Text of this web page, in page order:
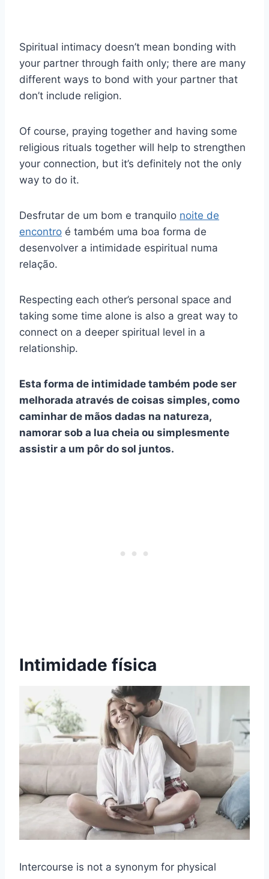
Spiritual intimacy doesn’t mean bonding with
your partner through faith only; there are many
different ways to bond with your partner that
don’t include religion.
Of course, praying together and having some
religious rituals together will help to strengthen
your connection, but it’s definitely not the only
way to do it.
Desfrutar de um bom e tranquilo noite de
encontro é também uma boa forma de
desenvolver a intimidade espiritual numa
relação.
Respecting each other’s personal space and
taking some time alone is also a great way to
connect on a deeper spiritual level in a
relationship.
Esta forma de intimidade também pode ser
melhorada através de coisas simples, como
caminhar de mãos dadas na natureza,
namorar sob a lua cheia ou simplesmente
assistir a um pôr do sol juntos.
Intimidade física
Intercourse is not a synonym for physical